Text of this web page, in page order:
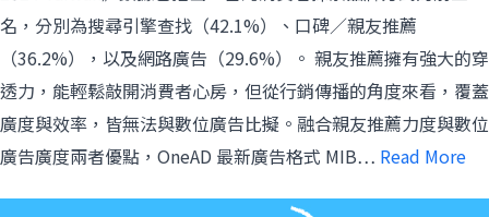
名，分別為搜尋引擎查找（42.1%）、口碑／親友推薦
（36.2%），以及網路廣告（29.6%）。 親友推薦擁有強大的穿
透力，能輕鬆敲開消費者心房，但從行銷傳播的角度來看，覆蓋
廣度與效率，皆無法與數位廣告比擬。融合親友推薦力度與數位
廣告廣度兩者優點，OneAD 最新廣告格式 MIB… Read More